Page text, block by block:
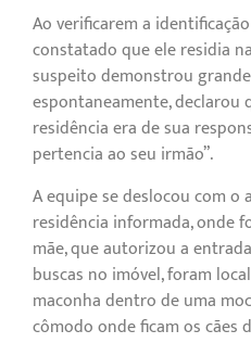
Ao verificarem a
constatado que ele residia
suspeito demonstrou
espontaneamente, declarou
residência era de sua
pertencia ao seu irmão”.
A equipe se deslocou com o
residência informada, onde
mãe, que autorizou a
buscas no imóvel, foram
maconha dentro de uma
cômodo onde ficam os cães